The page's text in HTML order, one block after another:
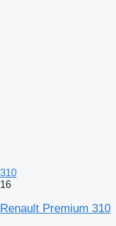
310
16
Renault Premium 310